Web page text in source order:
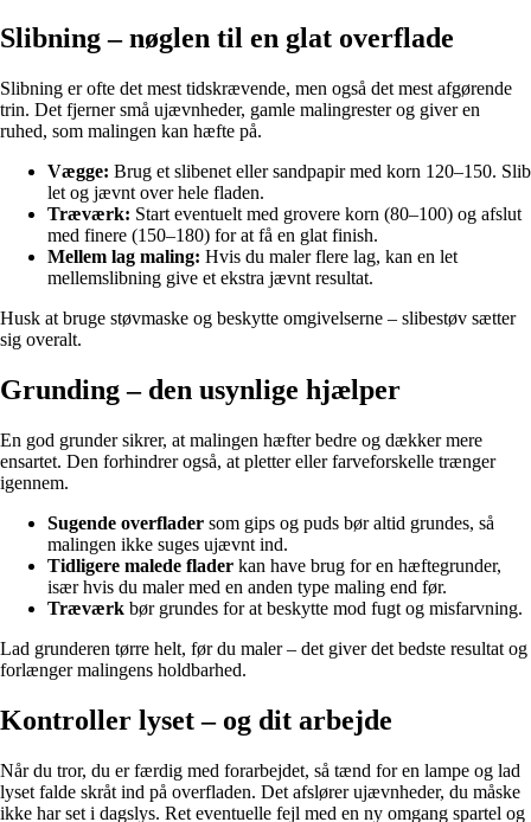
Slibning – nøglen til en glat overflade
Slibning er ofte det mest tidskrævende, men også det mest afgørende
trin. Det fjerner små ujævnheder, gamle malingrester og giver en
ruhed, som malingen kan hæfte på.
Vægge: Brug et slibenet eller sandpapir med korn 120–150. Slib
let og jævnt over hele fladen.
Træværk: Start eventuelt med grovere korn (80–100) og afslut
med finere (150–180) for at få en glat finish.
Mellem lag maling: Hvis du maler flere lag, kan en let
mellemslibning give et ekstra jævnt resultat.
Husk at bruge støvmaske og beskytte omgivelserne – slibestøv sætter
sig overalt.
Grunding – den usynlige hjælper
En god grunder sikrer, at malingen hæfter bedre og dækker mere
ensartet. Den forhindrer også, at pletter eller farveforskelle trænger
igennem.
Sugende overflader som gips og puds bør altid grundes, så
malingen ikke suges ujævnt ind.
Tidligere malede flader kan have brug for en hæftegrunder,
især hvis du maler med en anden type maling end før.
Træværk bør grundes for at beskytte mod fugt og misfarvning.
Lad grunderen tørre helt, før du maler – det giver det bedste resultat og
forlænger malingens holdbarhed.
Kontroller lyset – og dit arbejde
Når du tror, du er færdig med forarbejdet, så tænd for en lampe og lad
lyset falde skråt ind på overfladen. Det afslører ujævnheder, du måske
ikke har set i dagslys. Ret eventuelle fejl med en ny omgang spartel og